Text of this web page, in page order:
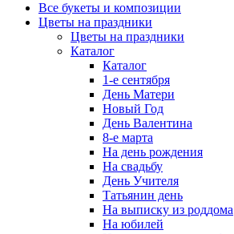
Все букеты и композиции
Цветы на праздники
Цветы на праздники
Каталог
Каталог
1-е сентября
День Матери
Новый Год
День Валентина
8-е марта
На день рождения
На свадьбу
День Учителя
Татьянин день
На выписку из роддома
На юбилей